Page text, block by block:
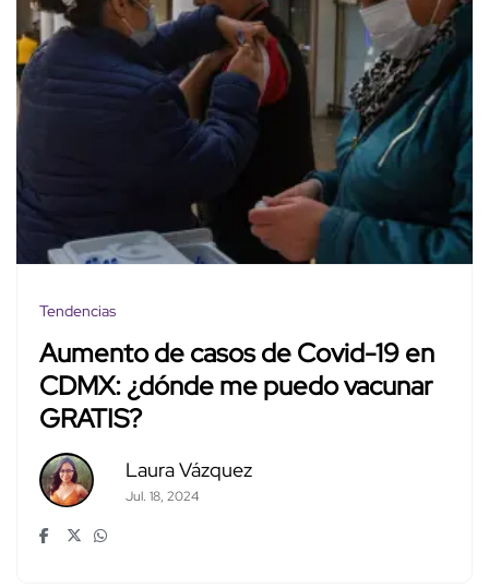
Tendencias
Aumento de casos de Covid-19 en
CDMX: ¿dónde me puedo vacunar
GRATIS?
Laura Vázquez
Jul. 18, 2024